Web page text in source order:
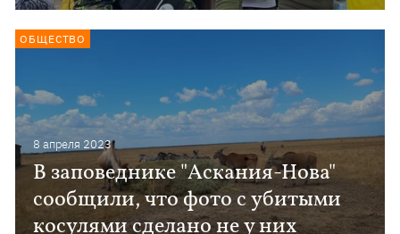
8 апреля 2023
В заповеднике "Аскания-Нова"
сообщили, что фото с убитыми
косулями сделано не у них
ОБЩЕСТВО